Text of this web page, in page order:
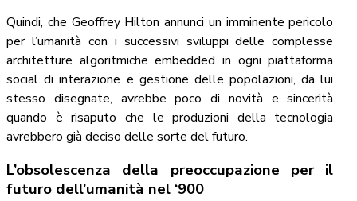
Quindi, che Geoffrey Hilton annunci un imminente pericolo
per l’umanità con i successivi sviluppi delle complesse
architetture algoritmiche embedded in ogni piattaforma
social di interazione e gestione delle popolazioni, da lui
stesso disegnate, avrebbe poco di novità e sincerità
quando è risaputo che le produzioni della tecnologia
avrebbero già deciso delle sorte del futuro.
L’obsolescenza della preoccupazione per il
futuro dell’umanità nel ‘900